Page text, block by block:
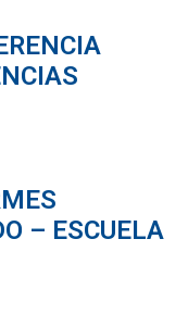
– ESCUELA